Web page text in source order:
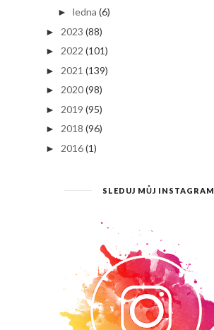
► ledna (6)
► 2023 (88)
► 2022 (101)
► 2021 (139)
► 2020(98)
► 2019 (95)
► 2018 (96)
► 2016(1)
SLEDUJ MŮJ INSTAGRAM